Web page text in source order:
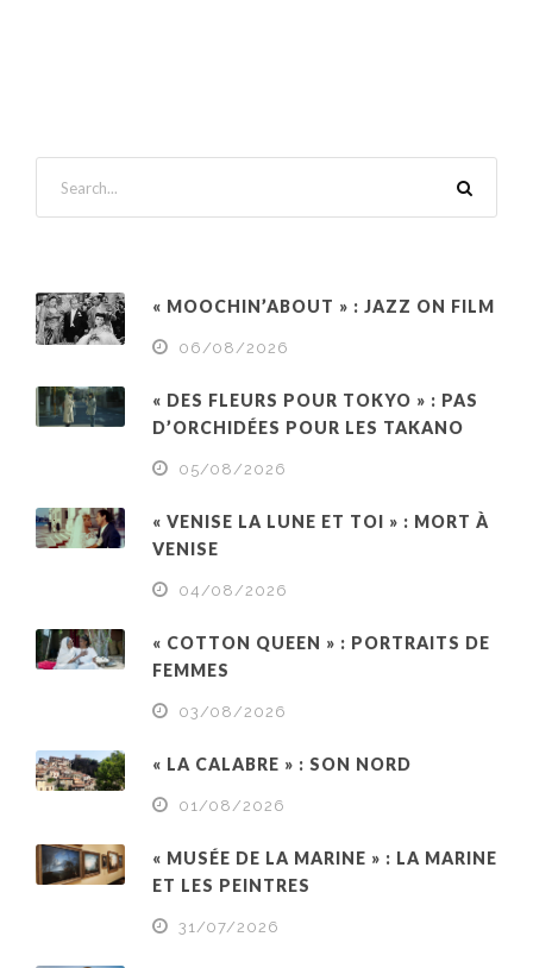
« MOOCHIN’ABOUT » : JAZZ ON FILM
06/08/2026
« DES FLEURS POUR TOKYO » : PAS
D’ORCHIDÉES POUR LES TAKANO
05/08/2026
« VENISE LA LUNE ET TOI » : MORT À
VENISE
04/08/2026
« COTTON QUEEN » : PORTRAITS DE
FEMMES
03/08/2026
« LA CALABRE » : SON NORD
01/08/2026
« MUSÉE DE LA MARINE » : LA MARINE
ET LES PEINTRES
31/07/2026